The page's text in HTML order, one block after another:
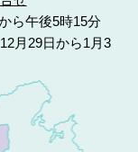
ら午後5時15分
月29日から1月3